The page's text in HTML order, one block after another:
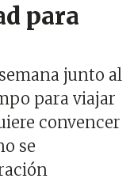
para
junto al
para viajar
convencer
se